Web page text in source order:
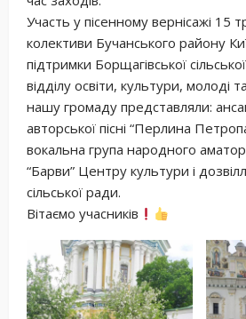
Участь у пісенному вернісажі 15
колективи Бучанського району
підтримки Борщагівської
відділу освіти, культури, молоді
нашу громаду представляли:
авторської пісні “Перлина
вокальна група народного
“Барви” Центру культури і
сільської ради.
Вітаємо учасників